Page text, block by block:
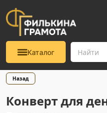
Каталог
Назад
Конверт для